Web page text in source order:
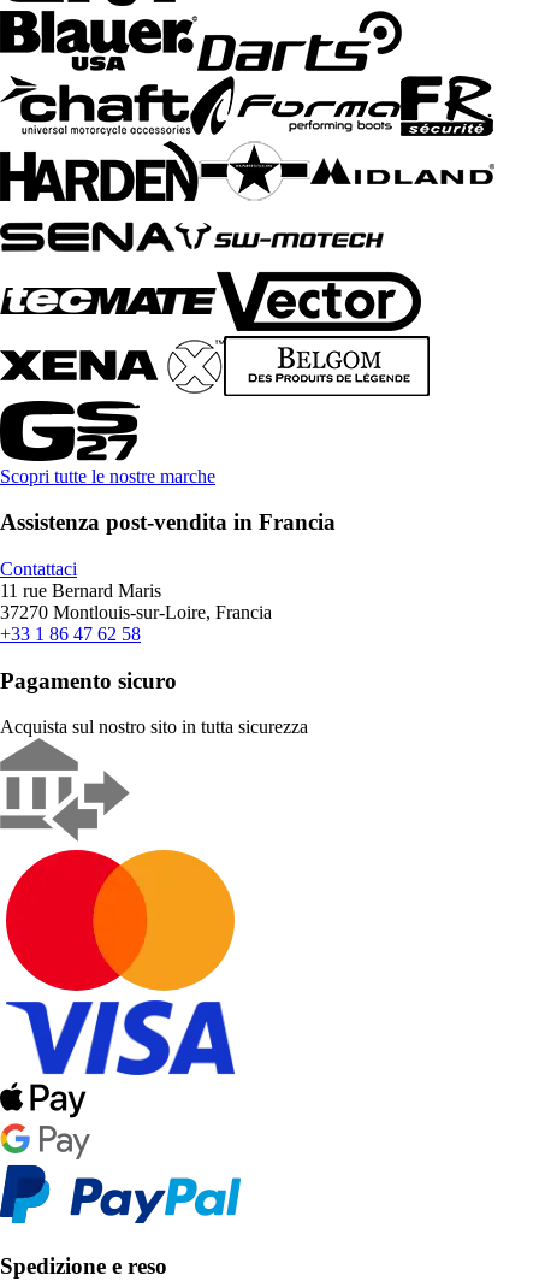
Scopri tutte le nostre marche
Assistenza post-vendita in Francia
Contattaci
11 rue Bernard Maris
37270 Montlouis-sur-Loire, Francia
+33 1 86 47 62 58
Pagamento sicuro
Acquista sul nostro sito in tutta sicurezza
Spedizione e reso